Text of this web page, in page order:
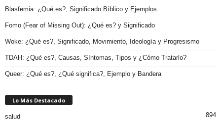
Blasfemia: ¿Qué es?, Significado Bíblico y Ejemplos
Fomo (Fear of Missing Out): ¿Qué es? y Significado
Woke: ¿Qué es?, Significado, Movimiento, Ideología y Progresismo
TDAH: ¿Qué es?, Causas, Síntomas, Tipos y ¿Cómo Tratarlo?
Queer: ¿Qué es?, ¿Qué significa?, Ejemplo y Bandera
Lo Más Destacado
salud 894